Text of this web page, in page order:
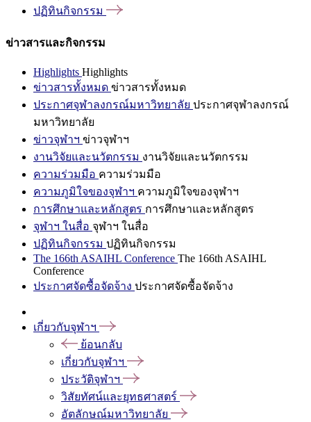
ปฏิทินกิจกรรม
ข่าวสารและกิจกรรม
Highlights Highlights
ข่าวสารทั้งหมด ข่าวสารทั้งหมด
ประกาศจุฬาลงกรณ์มหาวิทยาลัย ประกาศจุฬาลงกรณ์
มหาวิทยาลัย
ข่าวจุฬาฯ ข่าวจุฬาฯ
งานวิจัยและนวัตกรรม งานวิจัยและนวัตกรรม
ความร่วมมือ ความร่วมมือ
ความภูมิใจของจุฬาฯ ความภูมิใจของจุฬาฯ
การศึกษาและหลักสูตร การศึกษาและหลักสูตร
จุฬาฯ ในสื่อ จุฬาฯ ในสื่อ
ปฏิทินกิจกรรม ปฏิทินกิจกรรม
The 166th ASAIHL Conference The 166th ASAIHL
Conference
ประกาศจัดซื้อจัดจ้าง ประกาศจัดซื้อจัดจ้าง
เกี่ยวกับจุฬาฯ
ย้อนกลับ
เกี่ยวกับจุฬาฯ
ประวัติจุฬาฯ
วิสัยทัศน์และยุทธศาสตร์
อัตลักษณ์มหาวิทยาลัย